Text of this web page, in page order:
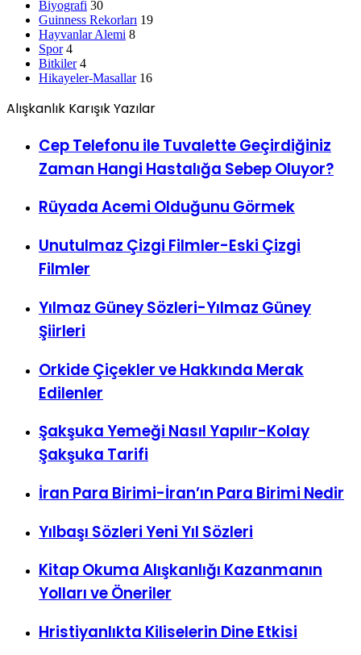
Biyografi 30
Guinness Rekorları 19
Hayvanlar Alemi 8
Spor 4
Bitkiler 4
Hikayeler-Masallar 16
Alışkanlık Karışık Yazılar
Cep Telefonu ile Tuvalette Geçirdiğiniz
Zaman Hangi Hastalığa Sebep Oluyor?
Rüyada Acemi Olduğunu Görmek
Unutulmaz Çizgi Filmler-Eski Çizgi
Filmler
Yılmaz Güney Sözleri-Yılmaz Güney
Şiirleri
Orkide Çiçekler ve Hakkında Merak
Edilenler
Şakşuka Yemeği Nasıl Yapılır-Kolay
Şakşuka Tarifi
İran Para Birimi-İran’ın Para Birimi Nedir
Yılbaşı Sözleri Yeni Yıl Sözleri
Kitap Okuma Alışkanlığı Kazanmanın
Yolları ve Öneriler
Hristiyanlıkta Kiliselerin Dine Etkisi